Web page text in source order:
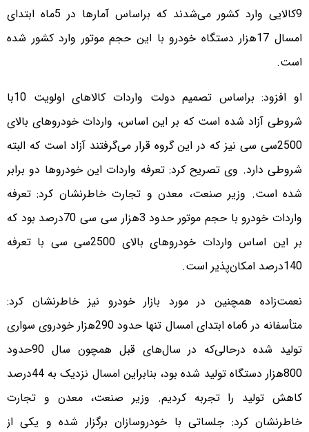
9کالایی وارد کشور می‌شدند که براساس آمارها در 5ماه ابتدای
امسال 17هزار دستگاه خودرو با این حجم موتور وارد کشور شده
است.
او افزود: براساس تصمیم دولت واردات کالاهای اولویت 10با
شروطی آزاد شده است که بر این اساس، واردات خودروهای بالای
2500سی سی نیز که در این گروه قرار می‌گرفتند آزاد است که البته
شروطی دارد. وی تصریح کرد: تعرفه واردات این خودروها دو برابر
شده است. وزیر صنعت، معدن و تجارت خاطرنشان کرد: تعرفه
واردات خودرو با حجم موتور حدود 3هزار سی سی 70درصد بود که
بر این اساس واردات خودروهای بالای 2500سی سی با تعرفه
140درصد امکان‌پذیر است.
نعمت‌زاده همچنین در مورد بازار خودرو نیز خاطرنشان کرد:
متأسفانه در 6ماه ابتدای امسال تنها حدود 290هزار خودروی سواری
تولید شده درحالی‌که در سال‌های قبل همچون سال 90حدود
800هزار دستگاه تولید شده بود، بنابراین امسال نزدیک به 44درصد
کاهش تولید را تجربه کردیم. وزیر صنعت، معدن و تجارت
خاطرنشان کرد: جلساتی با خودروسازان برگزار شده و یکی از